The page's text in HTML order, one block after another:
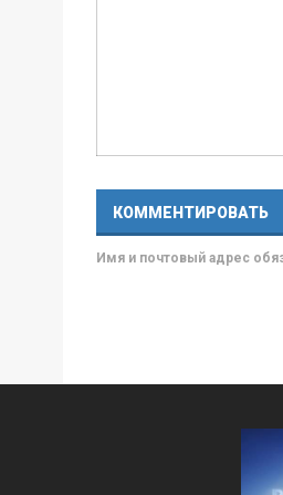
Имя и почтовый адрес